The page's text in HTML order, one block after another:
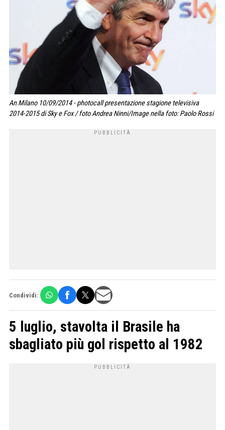
An Milano 10/09/2014 - photocall presentazione stagione televisiva
2014-2015 di Sky e Fox / foto Andrea Ninni/Image nella foto: Paolo Rossi
Condividi:
5 luglio, stavolta il Brasile ha
sbagliato più gol rispetto al 1982